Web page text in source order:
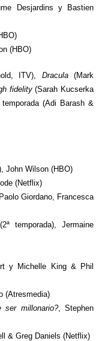
Desjardins y Bastien
(HBO)
ITV), Dracula(Mark
fidelity(Sarah Kucserka
(Adi Barash &
John Wilson (HBO)
(Netflix)
Giordano, Francesca
temporada), Jermaine
y Michelle King & Phil
(Atresmedia)
ser millonario?, Stephen
& Greg Daniels (Netflix)